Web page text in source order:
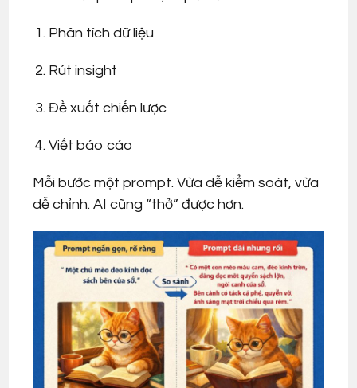
Phân tích dữ liệu
Rút insight
Đề xuất chiến lược
Viết báo cáo
Mỗi bước một prompt. Vừa dễ kiểm soát, vừa
dễ chỉnh. AI cũng “thở” được hơn.